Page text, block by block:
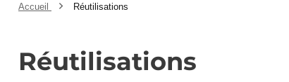
Accueil Réutilisations
Réutilisations